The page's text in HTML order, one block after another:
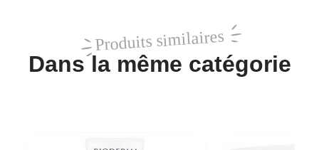
Produits similaires
Dans la même catégorie